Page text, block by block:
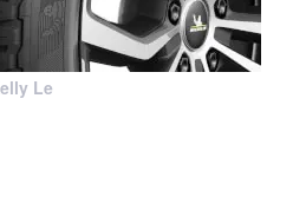
Michelin Primacy SUV: Đáng
Le